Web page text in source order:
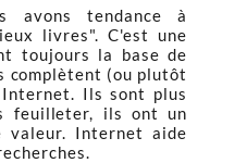
avons tendance à
livres". C'est une
toujours la base de
complètent (ou plutôt
Ils sont plus
feuilleter, ils ont un
valeur. Internet aide